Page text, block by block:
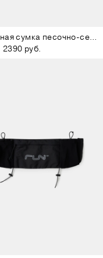
Поясная сумка песочно-серая
2390 руб.